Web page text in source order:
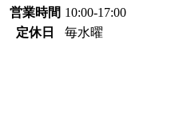
営業時間 10:00-17:00
定休日
毎水曜